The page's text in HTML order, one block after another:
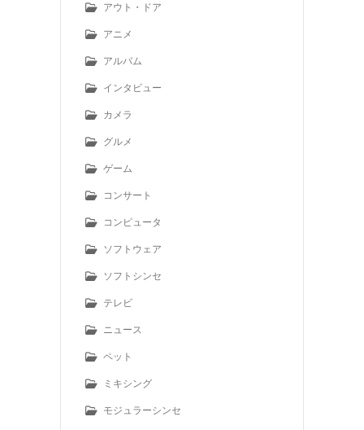
アウト・ドア
アニメ
アルバム
インタビュー
カメラ
グルメ
ゲーム
コンサート
コンピュータ
ソフトウェア
ソフトシンセ
テレビ
ニュース
ペット
ミキシング
モジュラーシンセ